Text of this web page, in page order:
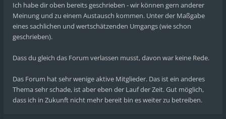
Ich habe dir oben bereits geschrieben - wir können gern anderer
Meinung und zu einem Austausch kommen. Unter der Maßgabe
eines sachlichen und wertschätzenden Umgangs (wie schon
geschrieben).
Dass du gleich das Forum verlassen musst, davon war keine Rede.
Das Forum hat sehr wenige aktive Mitglieder. Das ist ein anderes
Thema sehr schade, ist aber eben der Lauf der Zeit. Gut möglich,
dass ich in Zukunft nicht mehr bereit bin es weiter zu betreiben.